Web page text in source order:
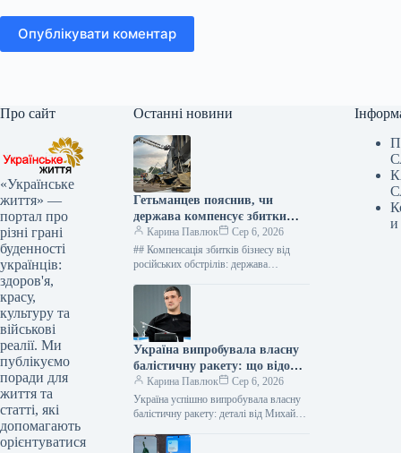
Опублікувати коментар
Про сайт
«Українське
життя» —
портал про
різні грані
буденності
українців:
здоров'я,
красу,
культуру та
військові
реалії. Ми
публікуємо
поради для
життя та
статті, які
допомагають
орієнтуватися
Останні новини
Гетьманцев пояснив, чи
держава компенсує збитки
бізнесам від ударів РФ
Карина Павлюк
Сер 6, 2026
## Компенсація збитків бізнесу від
російських обстрілів: держава
не має фінансових ресурсів для
прямого відшкодування…
Україна випробувала власну
балістичну ракету: що відомо
про нову зброю
Карина Павлюк
Сер 6, 2026
Україна успішно випробувала власну
балістичну ракету: деталі від Михайла
своєї каденції на посаді міністра
и